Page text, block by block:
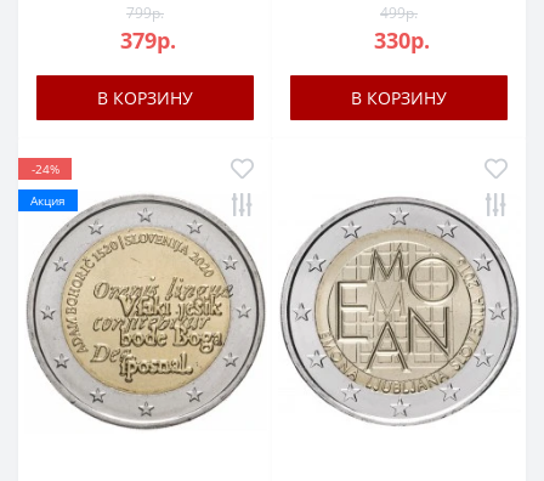
799р.
379р.
В КОРЗИНУ
499р.
330р.
В КОРЗИНУ
-24%
Акция